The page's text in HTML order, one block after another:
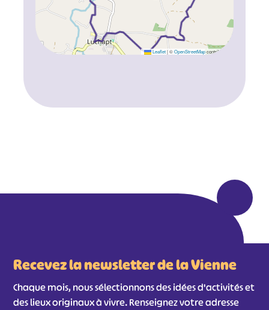
Leaflet |©OpenStreetMapcontributors
Recevez la newsletter de la Vienne
Chaque mois, nous sélectionnons des idées d'activités et
des lieux originaux à vivre. Renseignez votre adresse